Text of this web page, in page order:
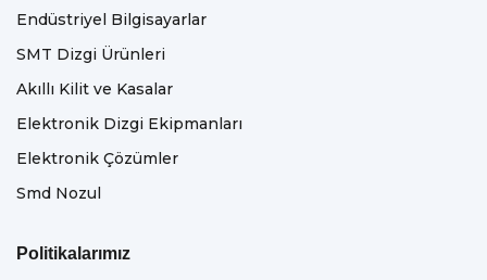
Endüstriyel Bilgisayarlar
SMT Dizgi Ürünleri
Akıllı Kilit ve Kasalar
Elektronik Dizgi Ekipmanları
Elektronik Çözümler
Smd Nozul
Politikalarımız